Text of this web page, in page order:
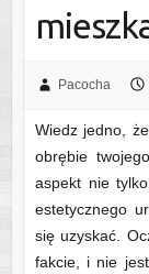
Pacocha
Wiedz jedno,
obrębie
aspekt nie
estetycznego
się uzyskać.
fakcie, i nie